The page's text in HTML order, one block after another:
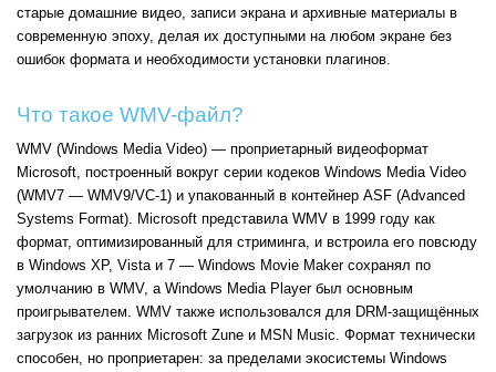
старые домашние видео, записи экрана и архивные материалы в
современную эпоху, делая их доступными на любом экране без
ошибок формата и необходимости установки плагинов.
Что такое WMV-файл?
WMV (Windows Media Video) — проприетарный видеоформат
Microsoft, построенный вокруг серии кодеков Windows Media Video
(WMV7 — WMV9/VC-1) и упакованный в контейнер ASF (Advanced
Systems Format). Microsoft представила WMV в 1999 году как
формат, оптимизированный для стриминга, и встроила его повсюду
в Windows XP, Vista и 7 — Windows Movie Maker сохранял по
умолчанию в WMV, а Windows Media Player был основным
проигрывателем. WMV также использовался для DRM-защищённых
загрузок из ранних Microsoft Zune и MSN Music. Формат технически
способен, но проприетарен: за пределами экосистемы Windows